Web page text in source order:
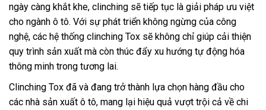
ngày càng khắt khe, clinching sẽ tiếp tục là giải pháp ưu việt
cho ngành ô tô. Với sự phát triển không ngừng của công
nghệ, các hệ thống clinching Tox sẽ không chỉ giúp cải thiện
quy trình sản xuất mà còn thúc đẩy xu hướng tự động hóa
thông minh trong tương lai.
Clinching Tox đã và đang trở thành lựa chọn hàng đầu cho
các nhà sản xuất ô tô, mang lại hiệu quả vượt trội cả về chi